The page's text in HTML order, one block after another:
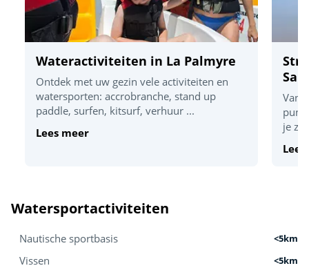
Wateractiviteiten in La Palmyre
Ontdek met uw gezin vele activiteiten en
watersporten: accrobranche, stand up
paddle, surfen, kitsurf, verhuur ...
Lees meer
Van
punt
je
Watersportactiviteiten
Nautische sportbasis <5km
Vissen <5km